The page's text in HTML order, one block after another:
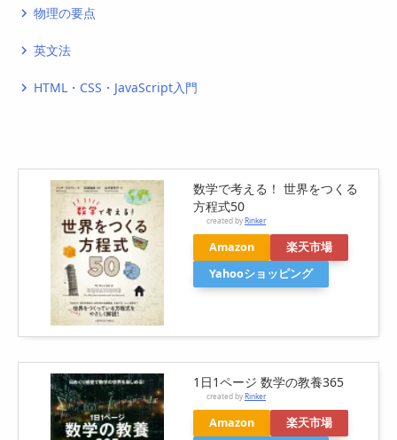
navigate_next 物理の要点
navigate_next 英文法
navigate_next HTML・CSS・JavaScript入門
数学で考える！ 世界をつくる
方程式50
created byRinker
Amazon
楽天市場
Yahooショッピング
1日1ページ 数学の教養365
created byRinker
Amazon
楽天市場